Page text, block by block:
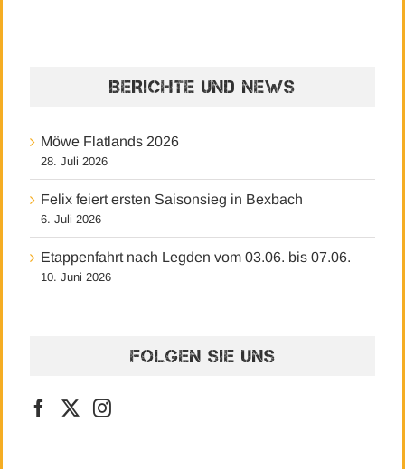
BERICHTE UND NEWS
Möwe Flatlands 2026
28. Juli 2026
Felix feiert ersten Saisonsieg in Bexbach
6. Juli 2026
Etappenfahrt nach Legden vom 03.06. bis 07.06.
10. Juni 2026
FOLGEN SIE UNS